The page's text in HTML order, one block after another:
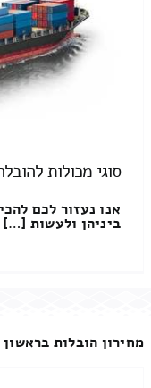
סוגי מכולות
אנו נעזור לכם
ביניהן ולעשות […]
מחירון הובלות בראשון